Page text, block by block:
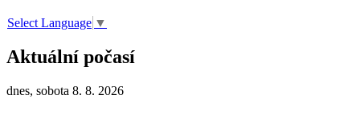
Select Language ▼
Aktuální počasí
dnes, sobota 8. 8. 2026